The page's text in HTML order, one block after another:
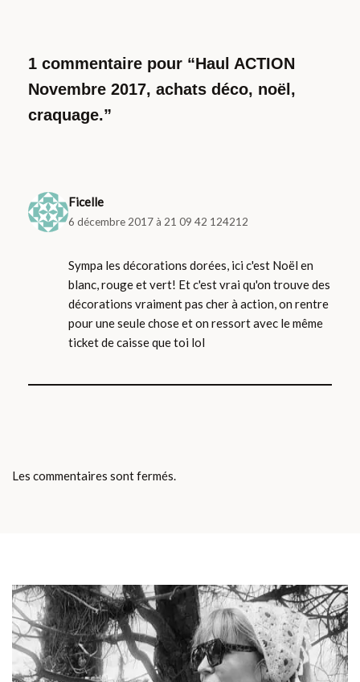
1 commentaire pour “Haul ACTION
Novembre 2017, achats déco, noël,
craquage.”
Ficelle
6 décembre 2017 à 21 09 42 124212
Sympa les décorations dorées, ici c'est Noël en
blanc, rouge et vert! Et c'est vrai qu'on trouve des
décorations vraiment pas cher à action, on rentre
pour une seule chose et on ressort avec le même
ticket de caisse que toi lol
Les commentaires sont fermés.